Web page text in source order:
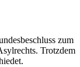
zum
Trotzdem